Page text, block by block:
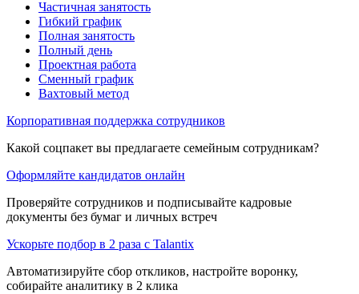
Частичная занятость
Гибкий график
Полная занятость
Полный день
Проектная работа
Сменный график
Вахтовый метод
Корпоративная поддержка сотрудников
Какой соцпакет вы предлагаете семейным сотрудникам?
Оформляйте кандидатов онлайн
Проверяйте сотрудников и подписывайте кадровые
документы без бумаг и личных встреч
Ускорьте подбор в 2 раза с Talantix
Автоматизируйте сбор откликов, настройте воронку,
собирайте аналитику в 2 клика